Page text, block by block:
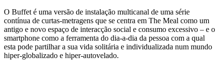
O Buffet é uma versão de instalação multicanal de uma série
contínua de curtas-metragens que se centra em The Meal como um
antigo e novo espaço de interacção social e consumo excessivo – e o
smartphone como a ferramenta do dia-a-dia da pessoa com a qual
esta pode partilhar a sua vida solitária e individualizada num mundo
hiper-globalizado e hiper-autovelado.